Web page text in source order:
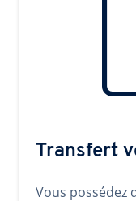
Transfert
Vous possédez